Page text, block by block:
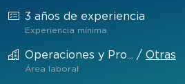
3 años de experiencia
Experiencia mínima
Operaciones y Pro... / Otras
Área laboral